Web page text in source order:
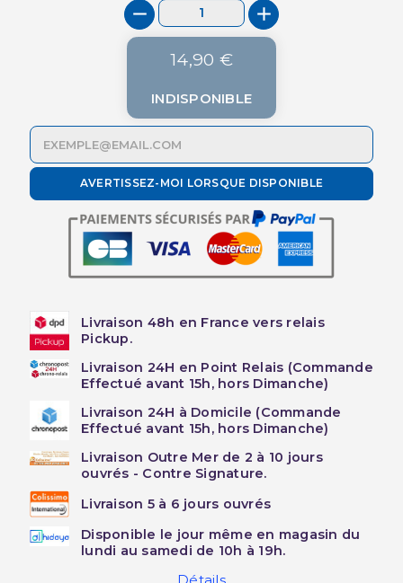
14,90 €
INDISPONIBLE
AVERTISSEZ-MOI LORSQUE DISPONIBLE
Livraison 48h en France vers relais
Pickup.
Livraison 24H en Point Relais (Commande
Effectué avant 15h, hors Dimanche)
Livraison 24H à Domicile (Commande
Effectué avant 15h, hors Dimanche)
Livraison Outre Mer de 2 à 10 jours
ouvrés - Contre Signature.
Livraison 5 à 6 jours ouvrés
Disponible le jour même en magasin du
lundi au samedi de 10h à 19h.